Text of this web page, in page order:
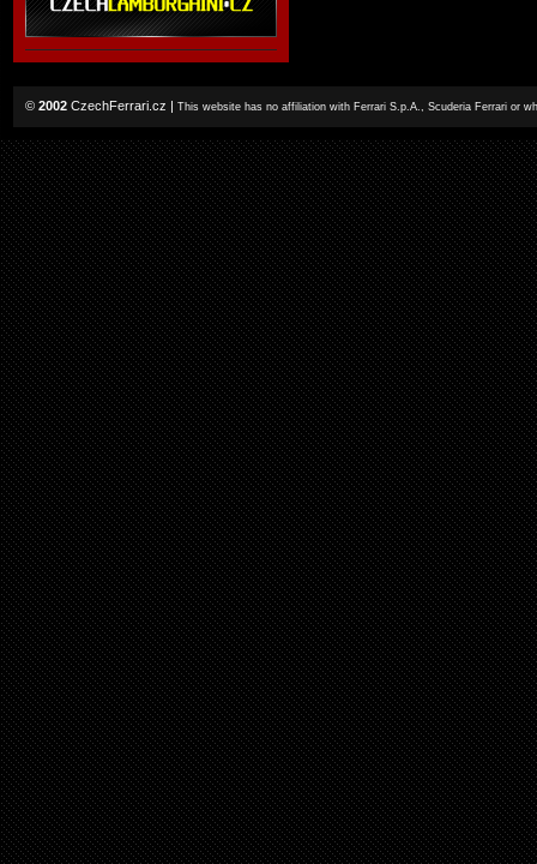
© 2002 CzechFerrari.cz | This website has no affiliation with Ferrari S.p.A., Scuderia Ferrari or